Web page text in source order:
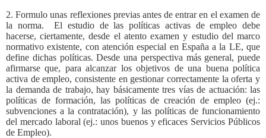
2. Formulo unas reflexiones previas antes de entrar en el examen de
la norma. El estudio de las políticas activas de empleo debe
hacerse, ciertamente, desde el atento examen y estudio del marco
normativo existente, con atención especial en España a la LE, que
define dichas políticas. Desde una perspectiva más general, puede
afirmarse que, para alcanzar los objetivos de una buena política
activa de empleo, consistente en gestionar correctamente la oferta y
la demanda de trabajo, hay básicamente tres vías de actuación: las
políticas de formación, las políticas de creación de empleo (ej.:
subvenciones a la contratación), y las políticas de funcionamiento
del mercado laboral (ej.: unos buenos y eficaces Servicios Públicos
de Empleo).